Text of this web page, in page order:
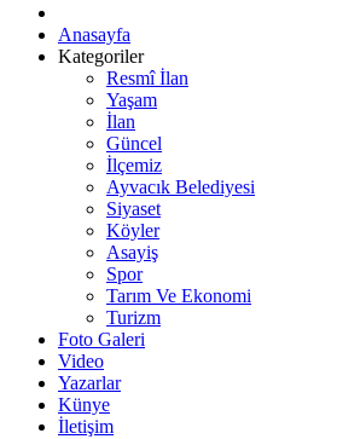
Anasayfa
Kategoriler
Resmî İlan
Yaşam
İlan
Güncel
İlçemiz
Ayvacık Belediyesi
Siyaset
Köyler
Asayiş
Spor
Tarım Ve Ekonomi
Turizm
Foto Galeri
Video
Yazarlar
Künye
İletişim